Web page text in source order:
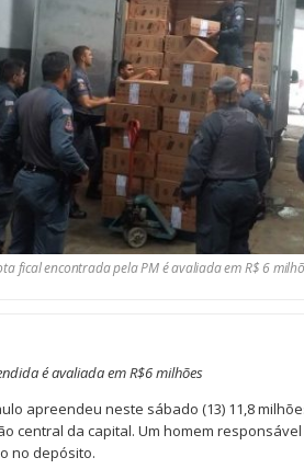
fical encontrada pela PM é avaliada em R$ 6
é avaliada em R$6 milhões
apreendeu neste sábado (13) 11,8
central da capital. Um homem
no depósito.